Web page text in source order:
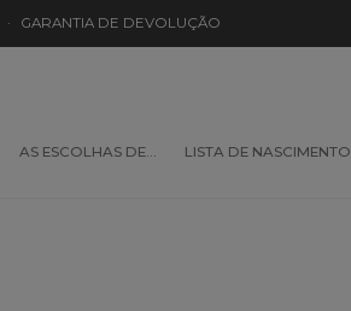
· GARANTIA DE DEVOLUÇÃO
AS ESCOLHAS DE… LISTA DE NASCIMENTO